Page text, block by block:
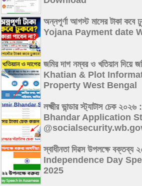
অন্নপূর্ণা আগস্ট মাসের টাকা
Yojana Payment date
জমির দাগ নম্বর ও খতিয়ান
Khatian & Plot
Property West Bengal
লক্ষ্মীর ভান্ডার স্ট্যাটাস চেক
Bhandar Application
স্বাধীনতা দিৱস উপলক্ষে বক্তব্য
Independence Day
2025